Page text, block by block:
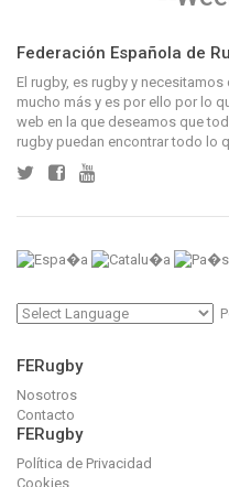
Federación Española de
El rugby, es rugby y
mucho más y es por ello por lo
web en la que deseamos que
rugby puedan encontrar todo lo
FERugby
Nosotros
Contacto
FERugby
Política de Privacidad
Cookies